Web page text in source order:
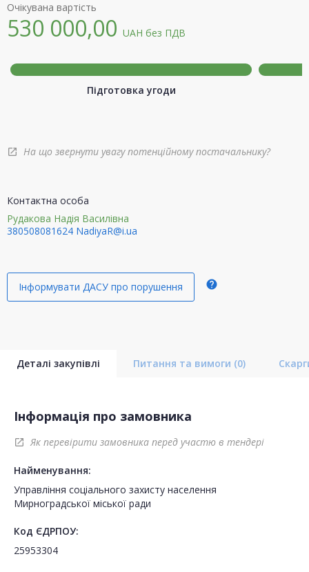
Очікувана вартість
530 000,00 UAH без ПДВ
Підготовка угоди
open_in_new На що звернути увагу потенційному постачальнику?
Контактна особа
Рудакова Надія Василівна
380508081624 NadiyaR@i.ua
Інформувати ДАСУ про порушення help
Деталі закупівлі Питання та вимоги (0)
Інформація про замовника
open_in_new Як перевірити замовника перед участю в тендері
Найменування:
Управління соціального захисту населення
Мирноградської міської ради
Код ЄДРПОУ:
25953304